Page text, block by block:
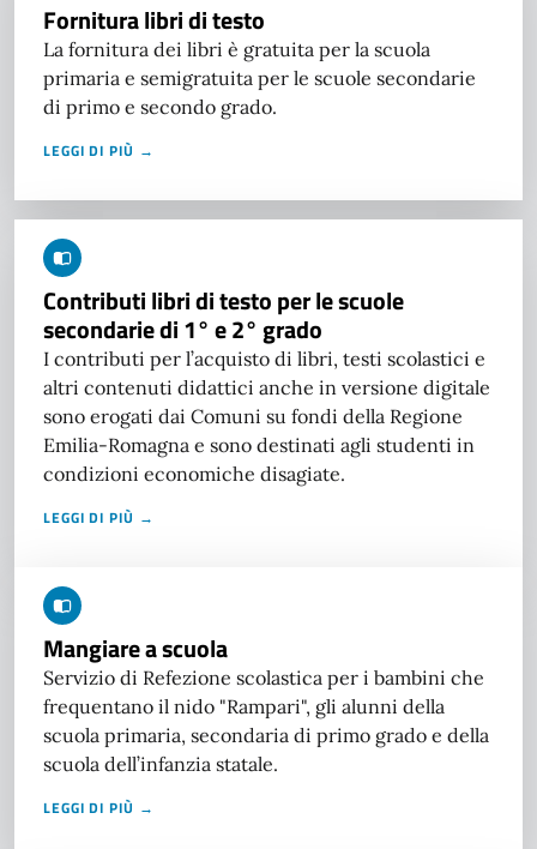
Fornitura libri di testo
La fornitura dei libri è gratuita per la scuola
primaria e semigratuita per le scuole secondarie
di primo e secondo grado.
LEGGI DI PIÙ →
Contributi libri di testo per le scuole
secondarie di 1° e 2° grado
I contributi per l’acquisto di libri, testi scolastici e
altri contenuti didattici anche in versione digitale
sono erogati dai Comuni su fondi della Regione
Emilia-Romagna e sono destinati agli studenti in
condizioni economiche disagiate.
LEGGI DI PIÙ →
Mangiare a scuola
Servizio di Refezione scolastica per i bambini che
frequentano il nido "Rampari", gli alunni della
scuola primaria, secondaria di primo grado e della
scuola dell’infanzia statale.
LEGGI DI PIÙ →